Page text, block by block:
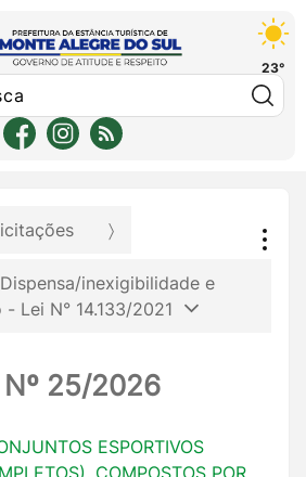
23°
inexigibilidade e
Lei N° 14.133/2021
Nº 25/2026
ESPORTIVOS
COMPOSTOS POR